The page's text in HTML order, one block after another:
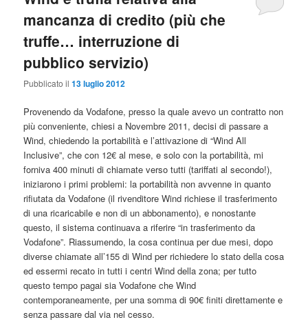
mancanza di credito (più che
truffe… interruzione di
pubblico servizio)
Pubblicato il13 luglio 2012
Provenendo da Vodafone, presso la quale avevo un contratto non
più conveniente, chiesi a Novembre 2011, decisi di passare a
Wind, chiedendo la portabilità e l’attivazione di “Wind All
Inclusive”, che con 12€ al mese, e solo con la portabilità, mi
forniva 400 minuti di chiamate verso tutti (tariffati al secondo!),
iniziarono i primi problemi: la portabilità non avvenne in quanto
rifiutata da Vodafone (il rivenditore Wind richiese il trasferimento
di una ricaricabile e non di un abbonamento), e nonostante
questo, il sistema continuava a riferire “in trasferimento da
Vodafone”. Riassumendo, la cosa continua per due mesi, dopo
diverse chiamate all’155 di Wind per richiedere lo stato della cosa
ed essermi recato in tutti i centri Wind della zona; per tutto
questo tempo pagai sia Vodafone che Wind
contemporaneamente, per una somma di 90€ finiti direttamente e
senza passare dal via nel cesso.